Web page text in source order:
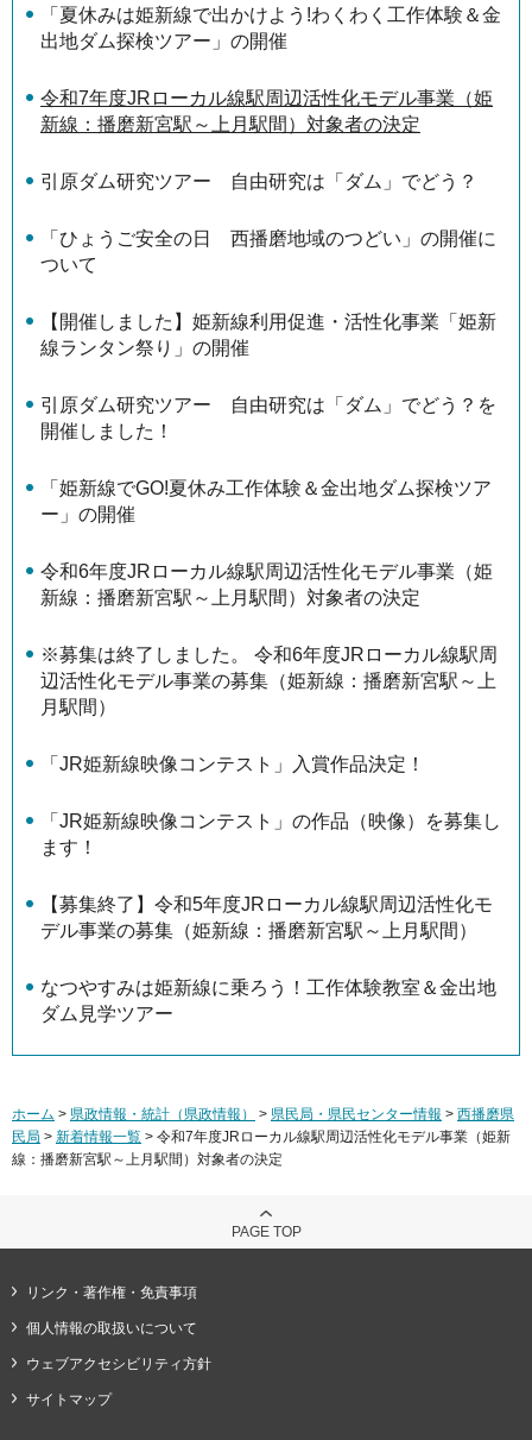
「夏休みは姫新線で出かけよう!わくわく工作体験＆金
出地ダム探検ツアー」の開催
令和7年度JRローカル線駅周辺活性化モデル事業（姫
新線：播磨新宮駅～上月駅間）対象者の決定
引原ダム研究ツアー 自由研究は「ダム」でどう？
「ひょうご安全の日 西播磨地域のつどい」の開催に
ついて
【開催しました】姫新線利用促進・活性化事業「姫新
線ランタン祭り」の開催
引原ダム研究ツアー 自由研究は「ダム」でどう？を
開催しました！
「姫新線でGO!夏休み工作体験＆金出地ダム探検ツア
ー」の開催
令和6年度JRローカル線駅周辺活性化モデル事業（姫
新線：播磨新宮駅～上月駅間）対象者の決定
※募集は終了しました。 令和6年度JRローカル線駅周
辺活性化モデル事業の募集（姫新線：播磨新宮駅～上
月駅間）
「JR姫新線映像コンテスト」入賞作品決定！
「JR姫新線映像コンテスト」の作品（映像）を募集し
ます！
【募集終了】令和5年度JRローカル線駅周辺活性化モ
デル事業の募集（姫新線：播磨新宮駅～上月駅間）
なつやすみは姫新線に乗ろう！工作体験教室＆金出地
ダム見学ツアー
ホーム > 県政情報・統計（県政情報） > 県民局・県民センター情報 > 西播磨県
民局 > 新着情報一覧 > 令和7年度JRローカル線駅周辺活性化モデル事業（姫新
線：播磨新宮駅～上月駅間）対象者の決定
PAGE TOP
リンク・著作権・免責事項
個人情報の取扱いについて
ウェブアクセシビリティ方針
サイトマップ